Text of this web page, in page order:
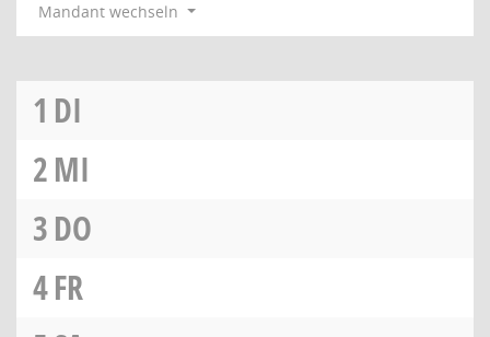
Mandant wechseln
1 DI
2MI
3DO
4FR